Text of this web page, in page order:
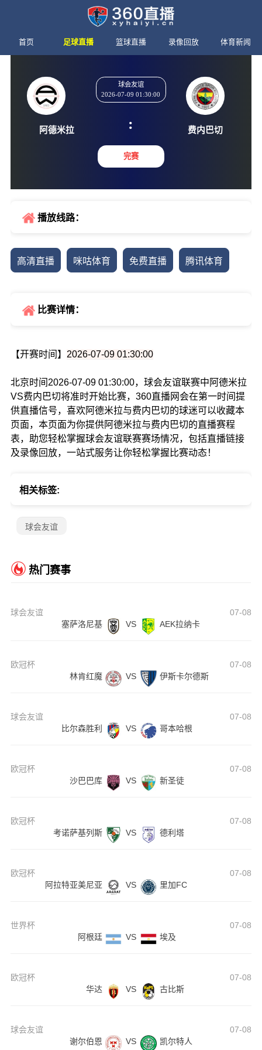
首页 足球直播 篮球直播 录像回放 体育新闻
球会友谊
2026-07-09 01:30:00
:
完赛
播放线路：
高清直播 咪咕体育 免费直播 腾讯体育
比赛详情：
【开赛时间】 2026-07-09 01:30:00
北京时间2026-07-09 01:30:00，球会友谊联赛中阿德米拉
VS费内巴切将准时开始比赛，360直播网会在第一时间提
供直播信号，喜欢阿德米拉与费内巴切的球迷可以收藏本
页面，本页面为你提供阿德米拉与费内巴切的直播赛程
表，助您轻松掌握球会友谊联赛赛场情况，包括直播链接
及录像回放，一站式服务让你轻松掌握比赛动态！
相关标签:
球会友谊
热门赛事
球会友谊
07-08
塞萨洛尼基
VS AEK拉纳卡
欧冠杯
07-08
林肯红魔
VS 伊斯卡尔德斯
球会友谊
07-08
比尔森胜利
VS 哥本哈根
欧冠杯
07-08
沙巴巴库
VS 新圣徒
欧冠杯
07-08
考诺萨基列斯
VS 德利塔
欧冠杯
07-08
阿拉特亚美尼亚
VS 里加FC
世界杯
07-08
阿根廷
VS 埃及
欧冠杯
07-08
华达
VS 古比斯
球会友谊
07-08
谢尔伯恩
VS 凯尔特人